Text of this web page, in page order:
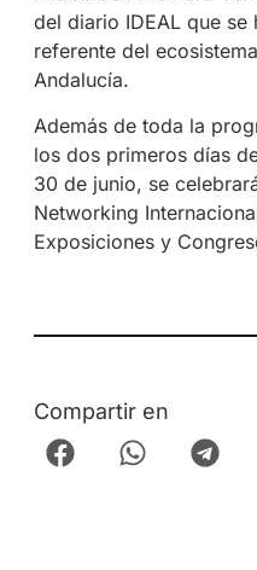
del diario IDEAL que
referente del
Andalucía.
Además de toda la
los dos primeros días
30 de junio, se
Networking
Exposiciones y
Compartir en